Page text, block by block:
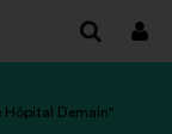
Log
in
Hôpital Demain"